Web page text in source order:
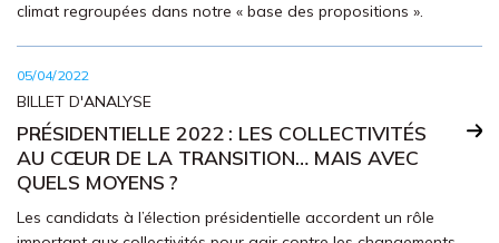
climat regroupées dans notre « base des propositions ».
05/04/2022
BILLET D'ANALYSE
PRÉSIDENTIELLE 2022 : LES COLLECTIVITÉS
AU CŒUR DE LA TRANSITION… MAIS AVEC
QUELS MOYENS ?
Les candidats à l’élection présidentielle accordent un rôle